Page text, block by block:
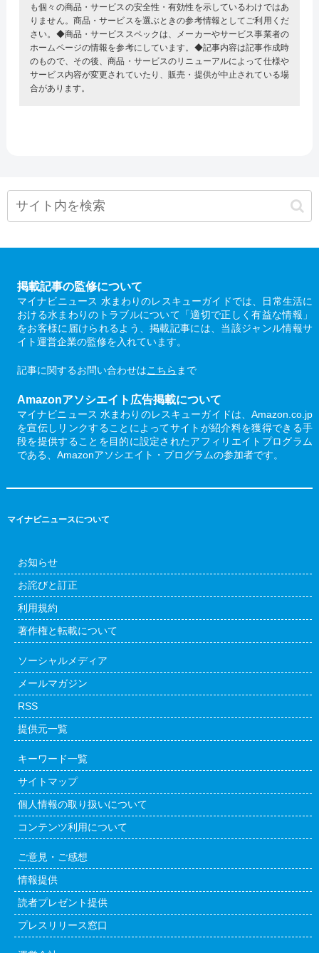
も個々の商品・サービスの安全性・有効性を示しているわけではあ
りません。商品・サービスを選ぶときの参考情報としてご利用くだ
さい。◆商品・サービススペックは、メーカーやサービス事業者の
ホームページの情報を参考にしています。◆記事内容は記事作成時
のもので、その後、商品・サービスのリニューアルによって仕様や
サービス内容が変更されていたり、販売・提供が中止されている場
合があります。
掲載記事の監修について
マイナビニュース 水まわりのレスキューガイドでは、日常生活に
おける水まわりのトラブルについて「適切で正しく有益な情報」
をお客様に届けられるよう、掲載記事には、当該ジャンル情報サ
イト運営企業の監修を入れています。
記事に関するお問い合わせはこちら まで
Amazonアソシエイト広告掲載について
マイナビニュース 水まわりのレスキューガイドは、Amazon.co.jp
を宣伝しリンクすることによってサイトが紹介料を獲得できる手
段を提供することを目的に設定されたアフィリエイトプログラム
である、Amazonアソシエイト・プログラムの参加者です。
マイナビニュースについて
お知らせ
お詫びと訂正
利用規約
著作権と転載について
ソーシャルメディア
メールマガジン
RSS
提供元一覧
キーワード一覧
サイトマップ
個人情報の取り扱いについて
コンテンツ利用について
ご意見・ご感想
情報提供
読者プレゼント提供
プレスリリース窓口